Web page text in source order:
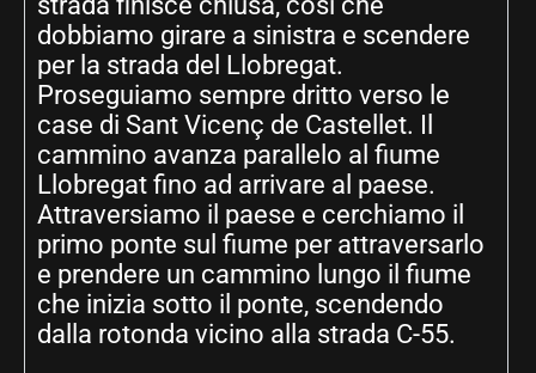
dobbiamo girare a sinistra e scendere
per la strada del Llobregat.
Proseguiamo sempre dritto verso le
case di Sant Vicenç de Castellet. Il
cammino avanza parallelo al fiume
Llobregat fino ad arrivare al paese.
Attraversiamo il paese e cerchiamo il
primo ponte sul fiume per attraversarlo
e prendere un cammino lungo il fiume
che inizia sotto il ponte, scendendo
dalla rotonda vicino alla strada C-55.